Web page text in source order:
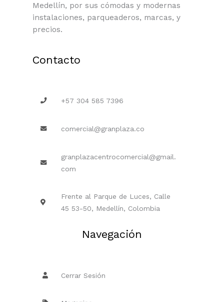
Medellín, por sus cómodas y modernas
instalaciones, parqueaderos, marcas, y
precios.
Contacto
+57 304 585 7396
comercial@granplaza.co
granplazacentrocomercial@gmail.
com
Frente al Parque de Luces, Calle
45 53-50, Medellín, Colombia
Navegación
Cerrar Sesión